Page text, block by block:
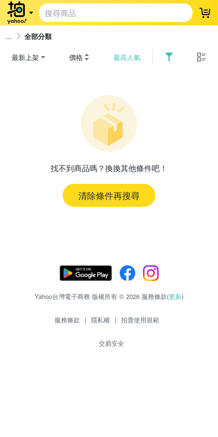
登
全部分類
最新上架 價格 最高人氣
找不到商品嗎？換換其他條件吧！
清除條件再搜尋
Yahoo台灣電子商務 版權所有 © 2026 服務條款(更新)
服務條款 | 隱私權 | 拍賣使用規範
交易安全